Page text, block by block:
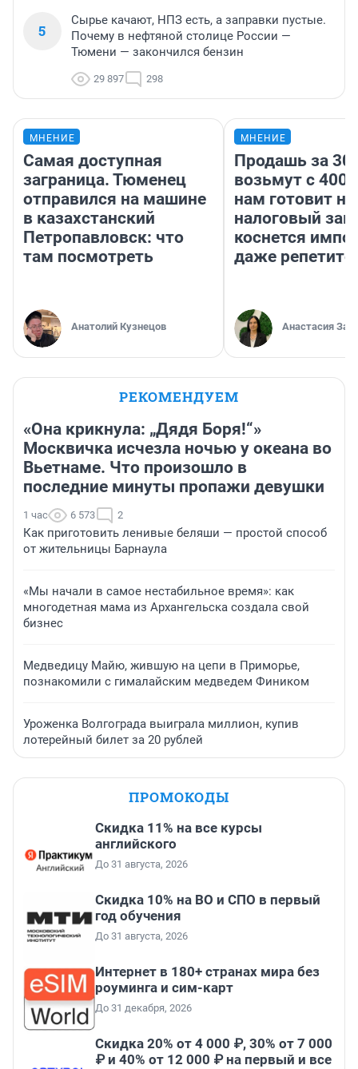
5
Сырье качают, НПЗ есть, а заправки пустые.
Почему в нефтяной столице России —
Тюмени — закончился бензин
29 897 298
МНЕНИЕ
Самая доступная
заграница. Тюменец
отправился на машине
в казахстанский
Петропавловск: что
там посмотреть
Анатолий Кузнецов
МНЕНИЕ
Продашь за
возьмут с
нам готовит
налоговый
коснется
даже
Анастасия
РЕКОМЕНДУЕМ
«Она крикнула: „Дядя Боря!“»
Москвичка исчезла ночью у океана во
Вьетнаме. Что произошло в
последние минуты пропажи девушки
1 час 6 573 2
Как приготовить ленивые беляши — простой способ
от жительницы Барнаула
«Мы начали в самое нестабильное время»: как
многодетная мама из Архангельска создала свой
бизнес
Медведицу Майю, жившую на цепи в Приморье,
познакомили с гималайским медведем Фиником
Уроженка Волгограда выиграла миллион, купив
лотерейный билет за 20 рублей
ПРОМОКОДЫ
Скидка 11% на все курсы
английского
До 31 августа, 2026
Скидка 10% на ВО и СПО в первый
год обучения
До 31 августа, 2026
Интернет в 180+ странах мира без
роуминга и сим-карт
До 31 декабря, 2026
Скидка 20% от 4 000 ₽, 30% от 7 000
₽ и 40% от 12 000 ₽ на первый и все